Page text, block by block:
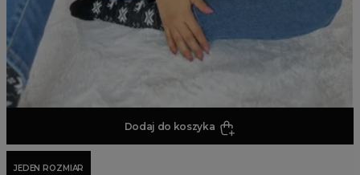
Dodaj do koszyka
JEDEN ROZMIAR